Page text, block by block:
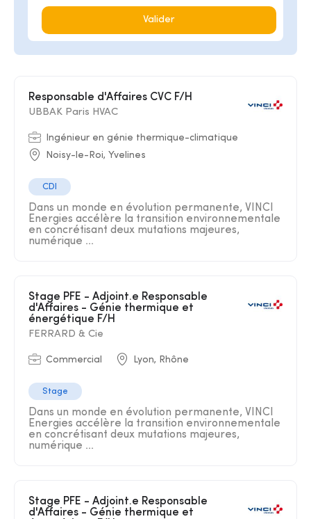
Valider
Responsable d'Affaires CVC F/H
UBBAK Paris HVAC
Ingénieur en génie thermique-climatique
Noisy-le-Roi, Yvelines
CDI
Dans un monde en évolution permanente, VINCI
Energies accélère la transition environnementale
en concrétisant deux mutations majeures,
numérique ...
Stage PFE - Adjoint.e Responsable
d'Affaires - Génie thermique et
énergétique F/H
FERRARD & Cie
Commercial Lyon, Rhône
Stage
Dans un monde en évolution permanente, VINCI
Energies accélère la transition environnementale
en concrétisant deux mutations majeures,
numérique ...
Stage PFE - Adjoint.e Responsable
d'Affaires - Génie thermique et